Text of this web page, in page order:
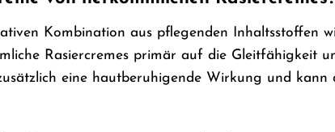
Kombination aus pflegenden Inhaltsstoffen
Rasiercremes primär auf die Gleitfähigkeit
eine hautberuhigende Wirkung und